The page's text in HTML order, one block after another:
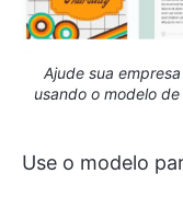
Ajude sua
usando o modelo
Use o modelo